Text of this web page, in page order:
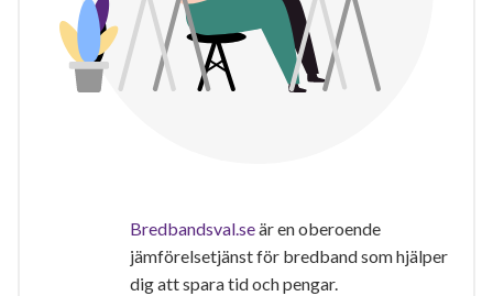
Bredbandsval.seär en oberoende
jämförelsetjänst för bredband som hjälper
dig att spara tid och pengar.